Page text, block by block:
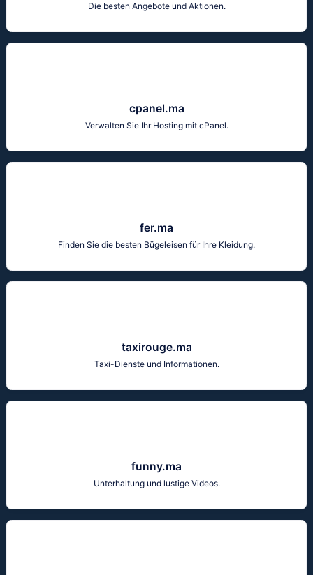
Die besten Angebote und Aktionen.
cpanel.ma
Verwalten Sie Ihr Hosting mit cPanel.
fer.ma
Finden Sie die besten Bügeleisen für Ihre Kleidung.
taxirouge.ma
Taxi-Dienste und Informationen.
funny.ma
Unterhaltung und lustige Videos.